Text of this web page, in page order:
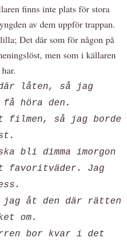
finns inte plats för stora
av dem uppför trappan.
Det där som för någon på
men som i källaren
låten, så jag
höra den.
filmen, så jag borde
bli dimma imorgon
favoritväder. Jag
jag åt den där rätten
om.
bor kvar i det